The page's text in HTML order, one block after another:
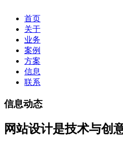
首页
关于
业务
案例
方案
信息
联系
信息动态
网站设计是技术与创